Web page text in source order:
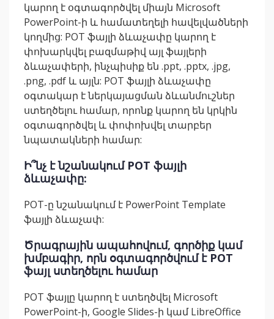
կարող է օգտագործվել միայն Microsoft
PowerPoint-ի և համատեղելի հավելվածների
կողմից: POT ֆայլի ձևաչափը կարող է
փոխարկվել բազմաթիվ այլ ֆայլերի
ձևաչափերի, ինչպիսիք են .ppt, .pptx, .jpg,
.png, .pdf և այլն: POT ֆայլի ձևաչափը
օգտակար է ներկայացման ձևանմուշներ
ստեղծելու համար, որոնք կարող են կրկին
օգտագործվել և փոփոխվել տարբեր
նպատակների համար:
Ի՞նչ է նշանակում POT ֆայլի
ձևաչափը:
POT-ը նշանակում է PowerPoint Template
ֆայլի ձևաչափ:
Ծրագրային ապահովում, գործիք կամ
խմբագիր, որն օգտագործվում է POT
ֆայլ ստեղծելու համար
POT ֆայլը կարող է ստեղծվել Microsoft
PowerPoint-ի, Google Slides-ի կամ LibreOffice